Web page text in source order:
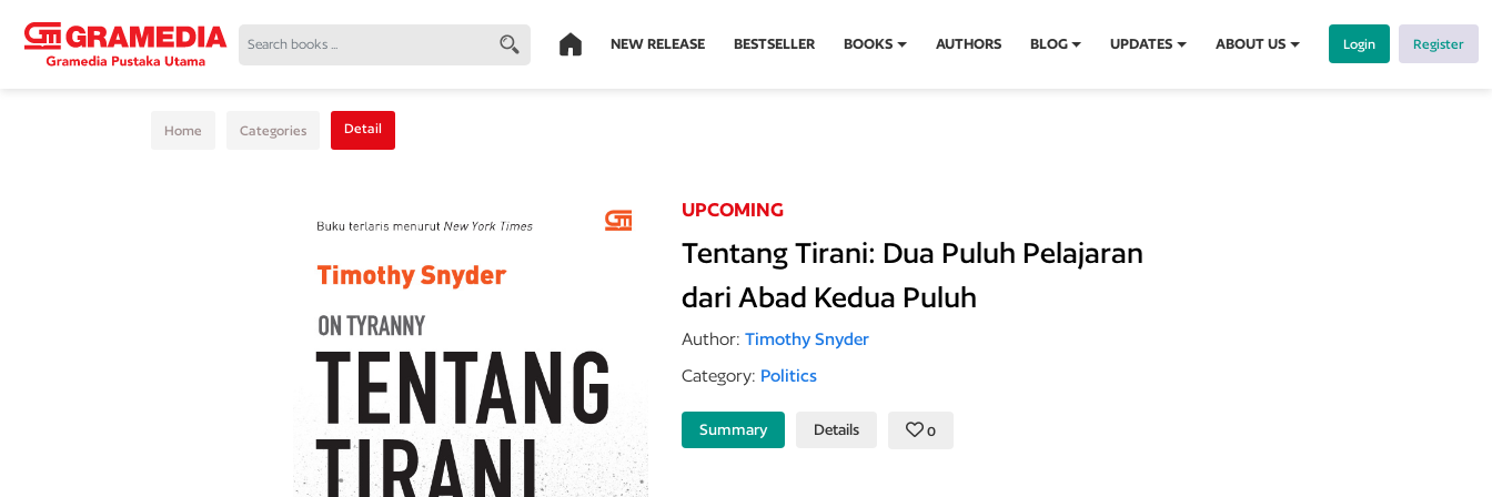
NEW RELEASE BESTSELLER BOOKS AUTHORS BLOG UPDATES ABOUT US Login Register
Home Categories Detail
UPCOMING
Tentang Tirani: Dua Puluh Pelajaran
dari Abad Kedua Puluh
Author: Timothy Snyder
Category: Politics
Summary Details 0